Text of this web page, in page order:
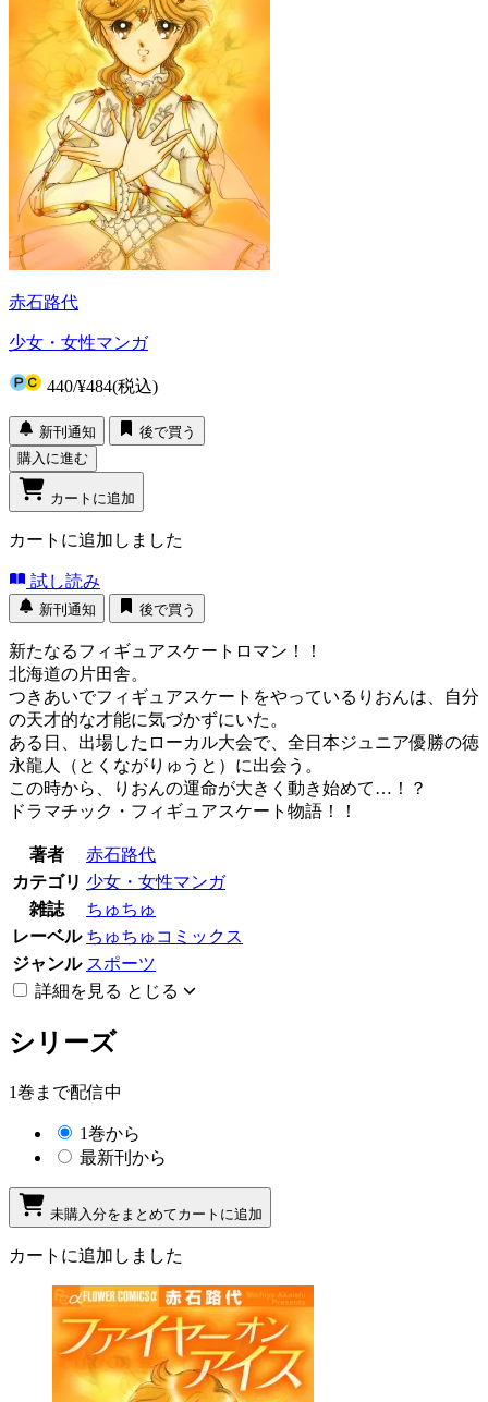
赤石路代
少女・女性マンガ
440/¥484(税込)
新刊通知
後で買う
購入に進む
カートに追加
カートに追加しました
試し読み
新刊通知 後で買う
新たなるフィギュアスケートロマン！！
北海道の片田舎。
つきあいでフィギュアスケートをやっているりおんは、自分
の天才的な才能に気づかずにいた。
ある日、出場したローカル大会で、全日本ジュニア優勝の徳
永龍人（とくながりゅうと）に出会う。
この時から、りおんの運命が大きく動き始めて…！？
ドラマチック・フィギュアスケート物語！！
著者
赤石路代
カテゴリ 少女・女性マンガ
雑誌
ちゅちゅ
レーベル ちゅちゅコミックス
ジャンル スポーツ
詳細を見る とじる
シリーズ
1巻まで配信中
1巻から
最新刊から
未購入分をまとめてカートに追加
カートに追加しました